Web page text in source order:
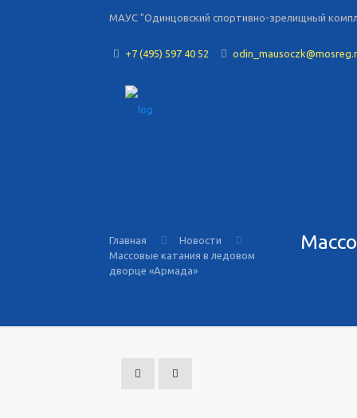
МАУС "Одинцовский спортивно-зрелищный
+7 (495) 597 40 52
Главная
Новости
Массовые катания в ледовом
дворце «Армада»